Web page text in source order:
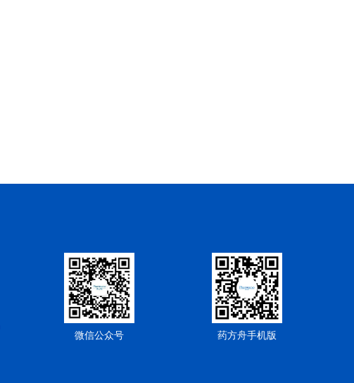
微信公众号
药方舟手机版